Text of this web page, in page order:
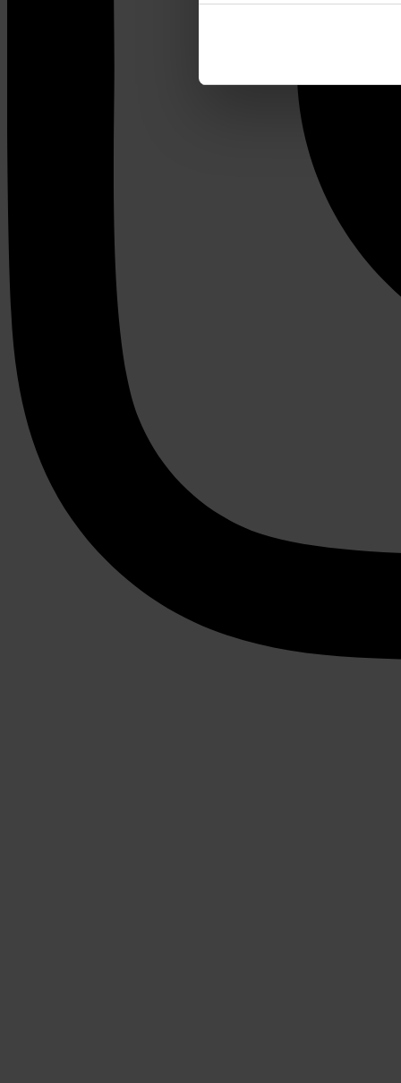
Uw apparaat
Lees meer over hoe uw
We gebruiken cookies om
websiteverkeer te
media, adverteren en
verstrekt of die ze hebben